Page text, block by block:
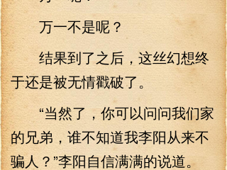
万一不是呢？
结果到了之后，这丝幻想终
于还是被无情戳破了。
“当然了，你可以问问我们家
的兄弟，谁不知道我李阳从来不
骗人？”李阳自信满满的说道。